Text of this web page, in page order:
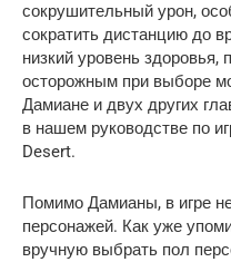
сокрушительный урон,
сократить дистанцию ​​до
низкий уровень
осторожным при выборе
Дамиане и двух других
в нашем руководстве по
Desert.
Помимо Дамианы, в игре
персонажей. Как уже
вручную выбрать пол